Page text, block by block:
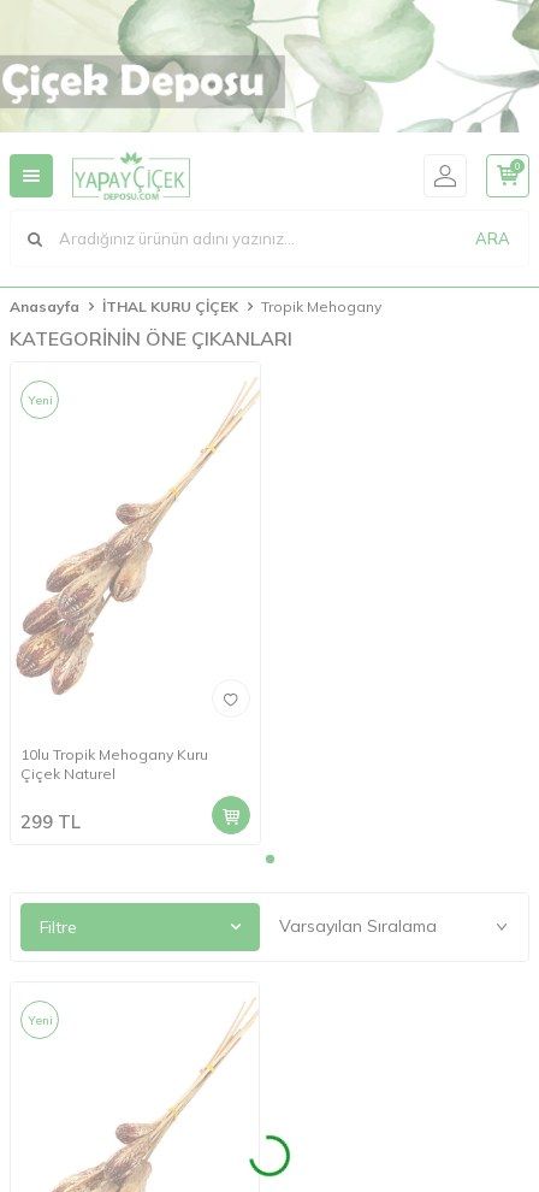
ARA
0
Anasayfa İTHAL KURU ÇİÇEK Tropik Mehogany
KATEGORİNİN ÖNE ÇIKANLARI
Yeni
10lu Tropik Mehogany Kuru
Çiçek Naturel
299 TL
Filtre
Yeni